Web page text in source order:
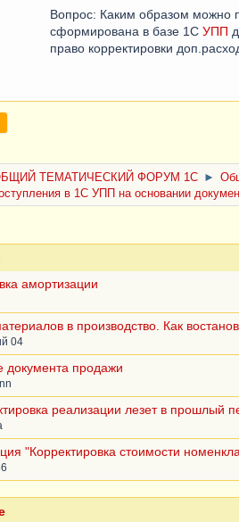
Вопрос: Каким образом можно
сформирована в базе 1С УПП
право корректировки
ТЕМАТИЧЕСКИЙ ФОРУМ 1С ►
в 1С УПП на основании
амортизации
в производство. Как
04
документа продажи
реализации лезет в прошлый
"Корректировка стоимости